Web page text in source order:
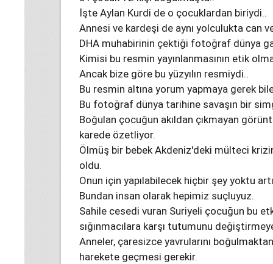
İşte Aylan Kurdi de o çocuklardan biriydi..
Annesi ve kardeşi de aynı yolculukta can
DHA muhabirinin çektiği fotoğraf dünya
Kimisi bu resmin yayınlanmasının etik
Ancak bize göre bu yüzyılın resmiydi..
Bu resmin altına yorum yapmaya gerek
Bu fotoğraf dünya tarihine savaşın bir
Boğulan çocuğun akıldan çıkmayan
karede özetliyor.
Ölmüş bir bebek Akdeniz'deki mülteci
oldu.
Onun için yapılabilecek hiçbir şey yoktu
Bundan insan olarak hepimiz suçluyuz.
Sahile cesedi vuran Suriyeli çocuğun bu
sığınmacılara karşı tutumunu
Anneler, çaresizce yavrularını
harekete geçmesi gerekir.